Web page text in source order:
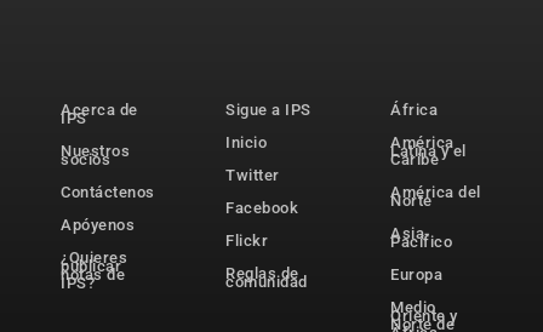
Acerca de
IPS
Nuestros
socios
Contáctenos
Apóyenos
¿Quieres
publicar
notas de
IPS?
Sigue a IPS
Inicio
Twitter
Facebook
Flickr
Reglas de
comunidad
África
América
Latina y el
Caribe
América del
Norte
Asia-
Pacífico
Europa
Medio
Oriente y
Norte de